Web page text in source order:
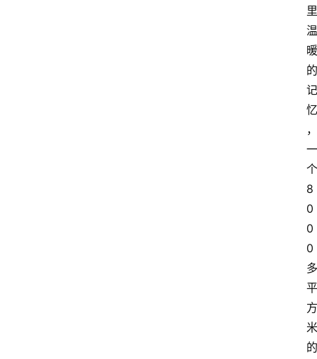
里
温
暖
的
记
忆
，
一
个
8
0
0
0
多
平
方
米
的